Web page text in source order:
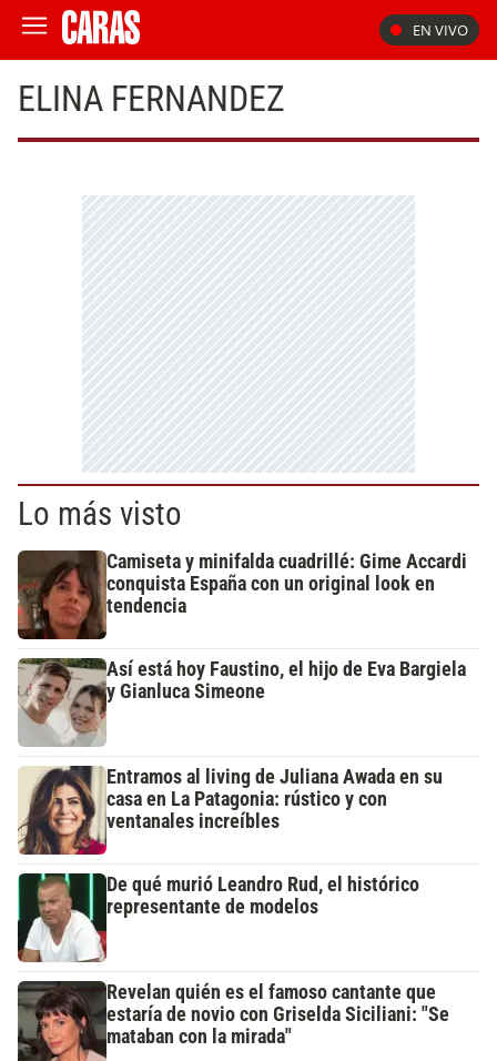
EN VIVO
ELINA FERNANDEZ
Lo más visto
Camiseta y minifalda cuadrillé: Gime Accardi
conquista España con un original look en
tendencia
Así está hoy Faustino, el hijo de Eva Bargiela
y Gianluca Simeone
Entramos al living de Juliana Awada en su
casa en La Patagonia: rústico y con
ventanales increíbles
De qué murió Leandro Rud, el histórico
representante de modelos
Revelan quién es el famoso cantante que
estaría de novio con Griselda Siciliani: "Se
mataban con la mirada"